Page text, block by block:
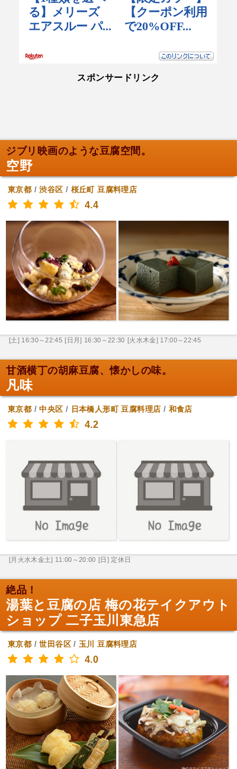
スポンサードリンク
ジブリ映画のような豆腐空間。
空野
東京都 /渋谷区 / 桜丘町 豆腐料理店
4.4
[土] 16:30～22:45 [日月] 16:30～22:30 [火水木金] 17:00～22:45
甘酒横丁の胡麻豆腐、懐かしの味。
凡味
東京都 /中央区 / 日本橋人形町 豆腐料理店 / 和食店
4.2
[月火水木金土] 11:00～20:00 [日] 定休日
絶品！
湯葉と豆腐の店 梅の花テイクアウト
ショップ 二子玉川東急店
東京都 /世田谷区/玉川 豆腐料理店
4.0